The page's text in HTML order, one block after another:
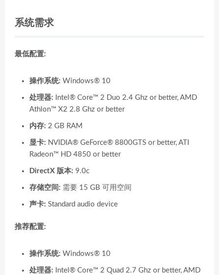
系统需求
最低配置:
操作系统: Windows® 10
处理器: Intel® Core™ 2 Duo 2.4 Ghz or better, AMD
Athlon™ X2 2.8 Ghz or better
内存: 2 GB RAM
显卡: NVIDIA® GeForce® 8800GTS or better, ATI
Radeon™ HD 4850 or better
DirectX 版本: 9.0c
存储空间: 需要 15 GB 可用空间
声卡: Standard audio device
推荐配置:
操作系统: Windows® 10
处理器: Intel® Core™ 2 Quad 2.7 Ghz or better, AMD